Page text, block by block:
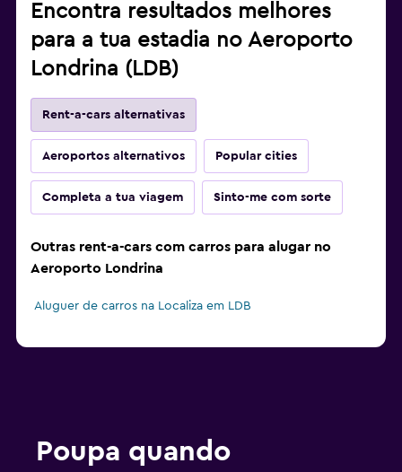
Encontra resultados melhores
para a tua estadia no Aeroporto
Londrina (LDB)
Rent-a-cars alternativas
Aeroportos alternativos Popular cities
Completa a tua viagem Sinto-me com sorte
Outras rent-a-cars com carros para alugar no
Aeroporto Londrina
Aluguer de carros na Localiza em LDB
Poupa quando